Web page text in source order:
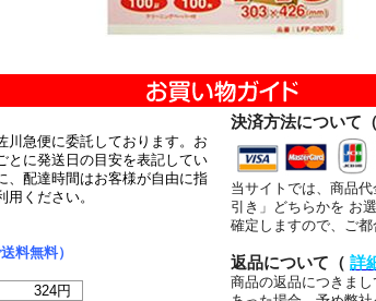
川急便に委託しております。お
とに発送日の目安を表記してい
、配達時間はお客様が自由に指
ください。
料無料）
324円
決済方法について（
当サイトでは、商品
引き」どちらかを お
確定しますので、ご都
返品について（ 詳
商品の返品につきま